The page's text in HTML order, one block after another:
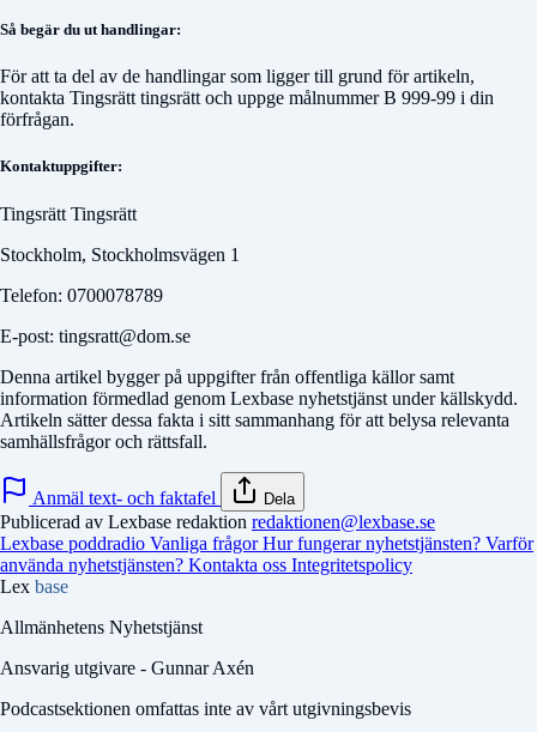
Så begär du ut handlingar:
För att ta del av de handlingar som ligger till grund för artikeln,
kontakta Tingsrätt tingsrätt och uppge målnummerB 999-99 i din
förfrågan.
Kontaktuppgifter:
Tingsrätt Tingsrätt
Stockholm, Stockholmsvägen 1
Telefon: 0700078789
E-post: tingsratt@dom.se
Denna artikel bygger på uppgifter från offentliga källor samt
information förmedlad genom Lexbase nyhetstjänst under källskydd.
Artikeln sätter dessa fakta i sitt sammanhang för att belysa relevanta
samhällsfrågor och rättsfall.
Anmäl text- och faktafel Dela
Publicerad av Lexbase redaktion redaktionen@lexbase.se
Lexbase poddradio Vanliga frågorHur fungerar nyhetstjänsten? Varför
använda nyhetstjänsten? Kontakta oss Integritetspolicy
Lex base
Allmänhetens Nyhetstjänst
Ansvarig utgivare - Gunnar Axén
Podcastsektionen omfattas inte av vårt utgivningsbevis